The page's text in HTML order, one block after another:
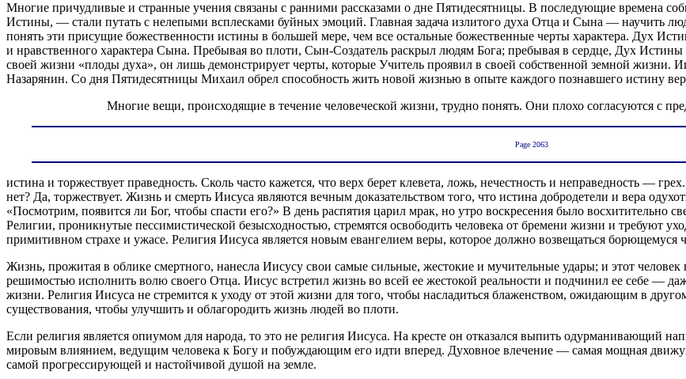
Многие причудливые и странные учения связаны с ранними рассказами о дне Пятидесятницы. В последующие времена
Истины, — стали путать с нелепыми всплесками буйных эмоций. Главная задача излитого духа Отца и Сына — научить
понять эти присущие божественности истины в большей мере, чем все остальные божественные черты характера. Дух
и нравственного характера Сына. Пребывая во плоти, Сын-Создатель раскрыл людям Бога; пребывая в сердце, Дух
своей жизни «плоды духа», он лишь демонстрирует черты, которые Учитель проявил в своей собственной земной
Назарянин. Со дня Пятидесятницы Михаил обрел способность жить новой жизнью в опыте каждого познавшего истину
Многие вещи, происходящие в течение человеческой жизни, трудно понять. Они плохо согласуются с
Page 2063
истина и торжествует праведность. Сколь часто кажется, что верх берет клевета, ложь, нечестность и неправедность —
нет? Да, торжествует. Жизнь и смерть Иисуса являются вечным доказательством того, что истина добродетели и вера
«Посмотрим, появится ли Бог, чтобы спасти его?» В день распятия царил мрак, но утро воскресения было восхитительно
Религии, проникнутые пессимистической безысходностью, стремятся освободить человека от бремени жизни и требуют
примитивном страхе и ужасе. Религия Иисуса является новым евангелием веры, которое должно возвещаться борющемуся
Жизнь, прожитая в облике смертного, нанесла Иисусу свои самые сильные, жестокие и мучительные удары; и этот
решимостью исполнить волю своего Отца. Иисус встретил жизнь во всей ее жестокой реальности и подчинил ее себе —
жизни. Религия Иисуса не стремится к уходу от этой жизни для того, чтобы насладиться блаженством, ожидающим в
существования, чтобы улучшить и облагородить жизнь людей во плоти.
Если религия является опиумом для народа, то это не религия Иисуса. На кресте он отказался выпить одурманивающий
мировым влиянием, ведущим человека к Богу и побуждающим его идти вперед. Духовное влечение — самая мощная
самой прогрессирующей и настойчивой душой на земле.